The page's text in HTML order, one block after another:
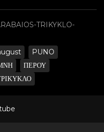
TRIKYKLO-
PUNO
ΠΕΡΟΥ